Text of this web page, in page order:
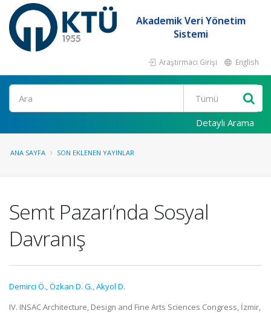
Akademik Veri Yönetim
Sistemi
Araştırmacı Girişi English
Ara
Detaylı Arama
ANA SAYFA SON EKLENEN YAYINLAR
Semt Pazarı’nda Sosyal
Davranış
Demirci Ö.,Özkan D. G.,Akyol D.
IV. INSAC Architecture, Design and Fine Arts Sciences Congress, İzmir,